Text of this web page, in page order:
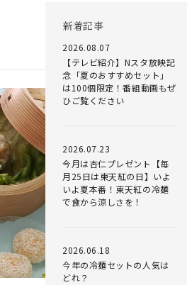
新着記事
2026.08.07
【テレビ紹介】Nスタ放映記
念「夏のおすすめセット」
は100個限定！番組動画もぜ
ひご覧ください
2026.07.23
今月は杏仁プレゼント【毎
月25日は東天紅の日】いよ
いよ夏本番！東天紅の冷麺
で食から涼しさを！
2026.06.18
今年の冷麺セットの人気は
どれ？